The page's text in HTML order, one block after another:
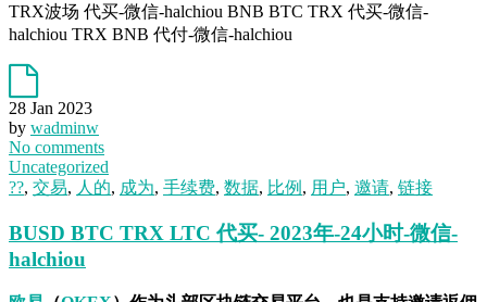
TRX波场 代买-微信-halchiou BNB BTC TRX 代买-微信-
halchiou TRX BNB 代付-微信-halchiou
28 Jan 2023
by wadminw
No comments
Uncategorized
??, 交易, 人的, 成为, 手续费, 数据, 比例 , 用户, 邀请, 链接
BUSD BTC TRX LTC 代买- 2023年-24小时-微信-
halchiou